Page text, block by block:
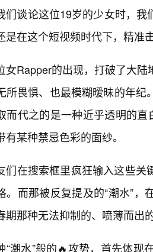
们谈论这位19岁的少女时，
是在这个短视频时代下，精准
女Rapper的出现，打破了大
所畏惧、也最模糊暧昧的年
而代之的是一种近乎透明的
有某种禁忌色彩的面纱。
们在搜索框里疯狂输入这些
。而那被反复提及的“潮水”
期那种无法抑制的、喷薄而出
“潮水”般的🔥攻势，首先体